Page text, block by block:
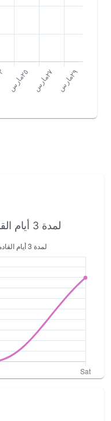
لمدة 3 أيام القادمة جازان الطقس في